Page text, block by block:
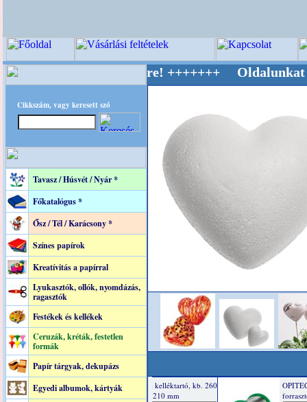
Cikkszám, vagy keresett szó
Tavasz / Húsvét / Nyár *
Főkatalógus *
Ősz / Tél / Karácsony *
Színes papírok
Kreatívitás a papírral
Lyukasztók, ollók, nyomdázás,
ragasztók
Festékek és kellékek
Ceruzák, kréták, festetlen
formák
Papír tárgyak, dekupázs
Egyedi albumok, kártyák
Világ Mestere! +++++++ Oldalunkat